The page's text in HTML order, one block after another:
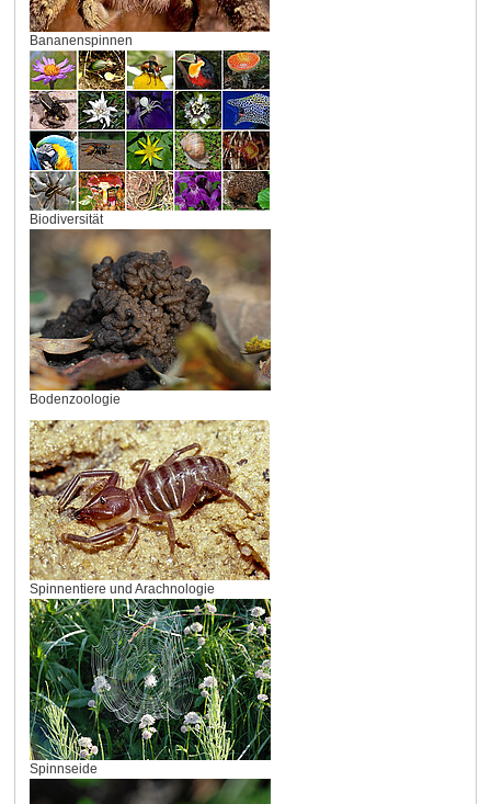
Bananenspinnen
Biodiversität
Bodenzoologie
Spinnentiere und Arachnologie
Spinnseide